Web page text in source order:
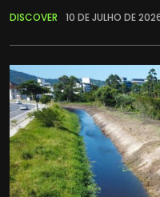
DISCOVER 10 DE JULHO DE